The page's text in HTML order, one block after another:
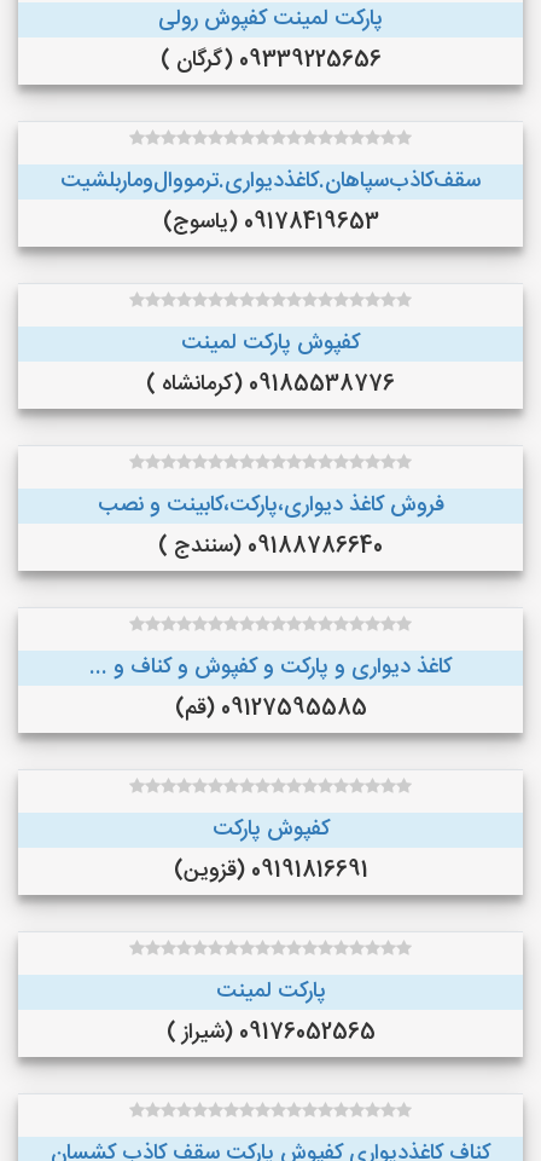
پارکت لمینت کفپوش رولی
09339225656 (گرگان )
سقف‌کاذب‌سپاهان‌.کاغذ‌دیواری.ترمووال‌و‌ماربلشیت
09178419653 (یاسوج)
کفپوش پارکت لمینت
09185538776 (کرمانشاه )
فروش کاغذ دیواری،پارکت،کابینت و نصب
09188786640 (سنندج )
کاغذ دیواری و پارکت و کفپوش و کناف و ...
09127595585 (قم)
کفپوش پارکت
09191816691 (قزوین)
پارکت لمینت
09176052565 (شیراز )
کناف کاغذدیواری کفپوش پارکت سقف کاذب کشسان